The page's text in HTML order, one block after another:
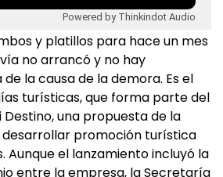
Powered by Thinkindot Audio
y platillos para hace un mes
no arrancó y no hay
la causa de la demora. Es el
turísticas, que forma parte del
una propuesta de la
desarrollar promoción turística
Aunque el lanzamiento incluyó la
entre la empresa, la Secretaría